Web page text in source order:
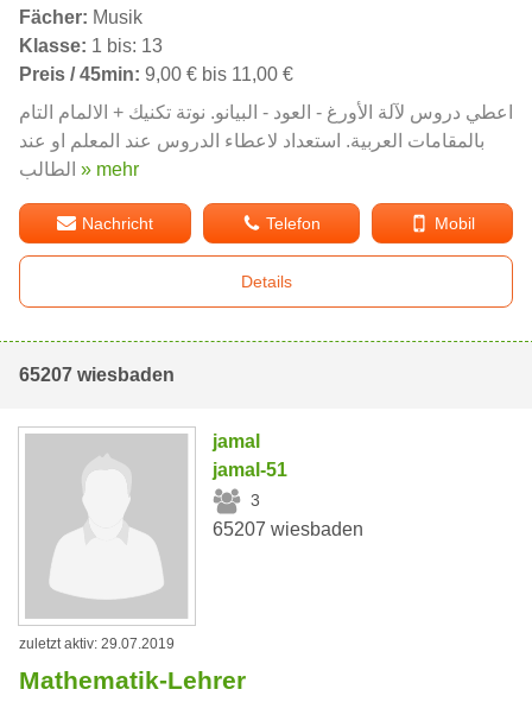
Fächer: Musik
Klasse: 1 bis: 13
Preis / 45min: 9,00 € bis 11,00 €
اعطي دروس لآلة الأورغ - العود - البيانو. نوتة تكنيك + الالمام التام
بالمقامات العربية. استعداد لاعطاء الدروس عند المعلم او عند
» mehr
Nachricht Telefon Mobil
Details
65207 wiesbaden
jamal
jamal-51
3
65207 wiesbaden
zuletzt aktiv: 29.07.2019
Mathematik-Lehrer